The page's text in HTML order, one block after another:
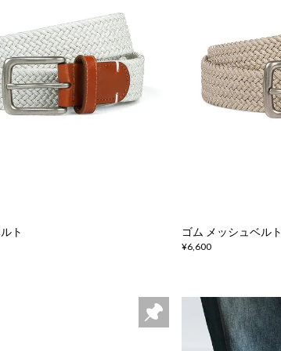
ト ゴム メッシュベルト
¥6,600